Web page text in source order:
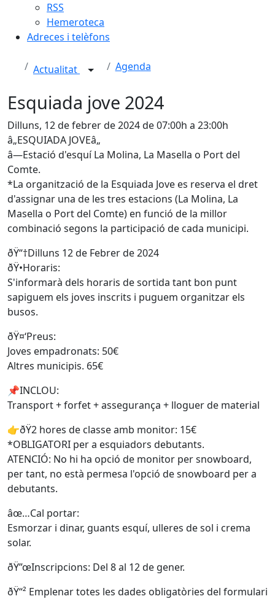
RSS
Hemeroteca
Adreces i telèfons
Actualitat Agenda
Esquiada jove 2024
Dilluns, 12 de febrer de 2024 de 07:00h a 23:00h
â„️ESQUIADA JOVEâ„️
â—Estació d'esquí La Molina, La Masella o Port del
Comte.
*La organització de la Esquiada Jove es reserva el dret
d'assignar una de les tres estacions (La Molina, La
Masella o Port del Comte) en funció de la millor
combinació segons la participació de cada municipi.
ðŸ“†Dilluns 12 de Febrer de 2024
ðŸ•Horaris:
S'informarà dels horaris de sortida tant bon punt
sapiguem els joves inscrits i puguem organitzar els
busos.
ðŸ¤‘Preus:
Joves empadronats: 50€
Altres municipis. 65€
📌INCLOU:
Transport + forfet + assegurança + lloguer de material
👉ðŸ2 hores de classe amb monitor: 15€
*OBLIGATORI per a esquiadors debutants.
ATENCIÓ: No hi ha opció de monitor per snowboard,
per tant, no està permesa l'opció de snowboard per a
debutants.
âœ…Cal portar:
Esmorzar i dinar, guants esquí, ulleres de sol i crema
solar.
ðŸ”œInscripcions: Del 8 al 12 de gener.
ðŸ“² Emplenar totes les dades obligatòries del formulari